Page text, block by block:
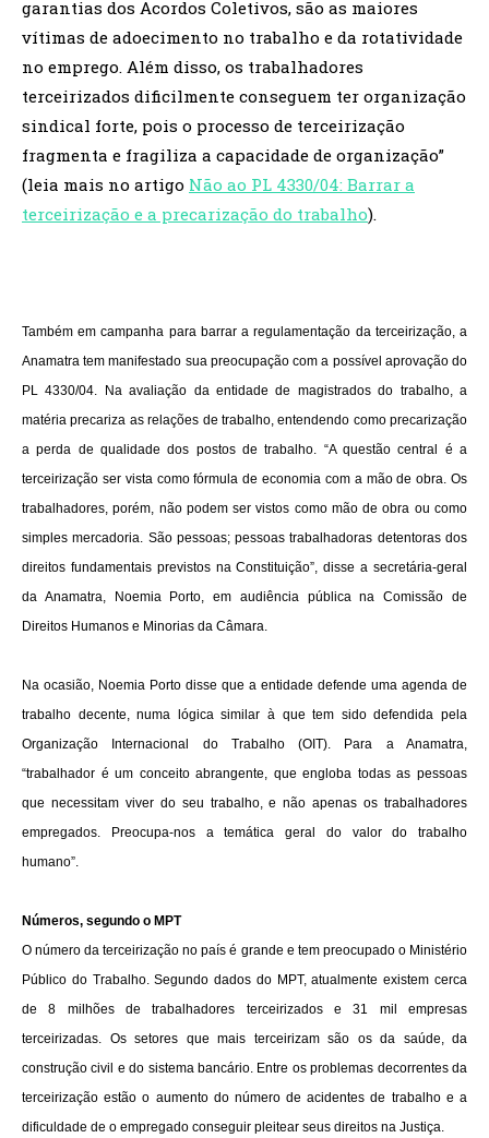
garantias dos Acordos Coletivos, são as maiores
vítimas de adoecimento no trabalho e da rotatividade
no emprego. Além disso, os trabalhadores
terceirizados dificilmente conseguem ter organização
sindical forte, pois o processo de terceirização
fragmenta e fragiliza a capacidade de organização”
(leia mais no artigo Não ao PL 4330/04: Barrar a
terceirização e a precarização do trabalho).
Também em campanha para barrar a regulamentação da terceirização, a
Anamatra tem manifestado sua preocupação com a possível aprovação do
PL 4330/04. Na avaliação da entidade de magistrados do trabalho, a
matéria precariza as relações de trabalho, entendendo como precarização
a perda de qualidade dos postos de trabalho. “A questão central é a
terceirização ser vista como fórmula de economia com a mão de obra. Os
trabalhadores, porém, não podem ser vistos como mão de obra ou como
simples mercadoria. São pessoas; pessoas trabalhadoras detentoras dos
direitos fundamentais previstos na Constituição”, disse a secretária-geral
da Anamatra, Noemia Porto, em audiência pública na Comissão de
Direitos Humanos e Minorias da Câmara.
Na ocasião, Noemia Porto disse que a entidade defende uma agenda de
trabalho decente, numa lógica similar à que tem sido defendida pela
Organização Internacional do Trabalho (OIT). Para a Anamatra,
“trabalhador é um conceito abrangente, que engloba todas as pessoas
que necessitam viver do seu trabalho, e não apenas os trabalhadores
empregados. Preocupa-nos a temática geral do valor do trabalho
humano”.
Números, segundo o MPT
O número da terceirização no país é grande e tem preocupado o Ministério
Público do Trabalho. Segundo dados do MPT, atualmente existem cerca
de 8 milhões de trabalhadores terceirizados e 31 mil empresas
terceirizadas. Os setores que mais terceirizam são os da saúde, da
construção civil e do sistema bancário. Entre os problemas decorrentes da
terceirização estão o aumento do número de acidentes de trabalho e a
dificuldade de o empregado conseguir pleitear seus direitos na Justiça.